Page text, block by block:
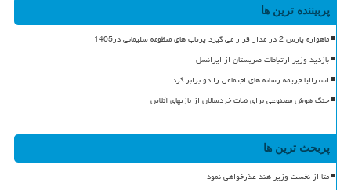
پربیننده ترین ها
ماهواره پارس 2 در مدار قرار می گیرد پرتاب های منظومه سلیمانی در1405
بازدید وزیر ارتباطات صربستان از ایرانسل
استرالیا جریمه رسانه های اجتماعی را دو برابر کرد
جنگ هوش مصنوعی برای نجات خردسالان از بازیهای آنلاین
پربحث ترین ها
متا از نخست وزیر هند عذرخواهی نمود